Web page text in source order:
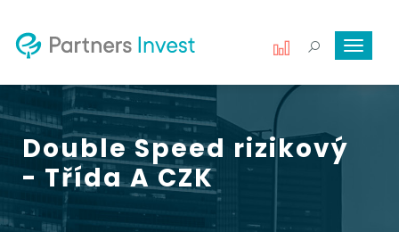
Toggle
Double Speed rizikový
- Třída A CZK